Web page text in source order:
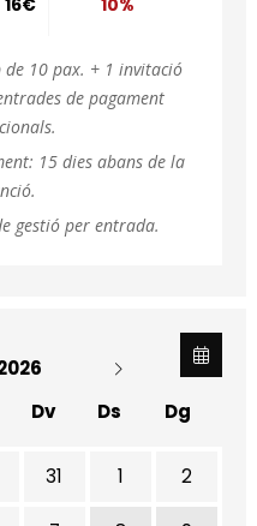
10 pax. + 1 invitació
de pagament
15 dies abans de la
gestió per entrada.
Dv Ds Dg
mes
31 1 2